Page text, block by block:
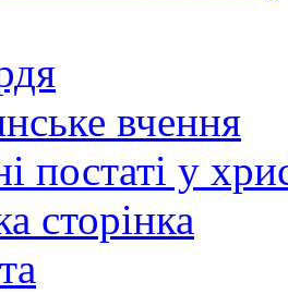
вчення
постаті у
сторінка